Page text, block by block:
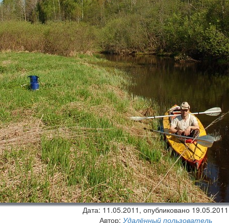
Дата:11.05.2011, опубликовано 19.05.2011
Автор: Удалённый пользователь